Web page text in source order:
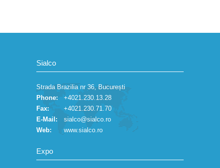
Sialco
Strada Brazilia nr 36, București
Phone: +4021.230.13.28
Fax:
+4021.230.71.70
E-Mail:
sialco@sialco.ro
Web:
www.sialco.ro
Expo